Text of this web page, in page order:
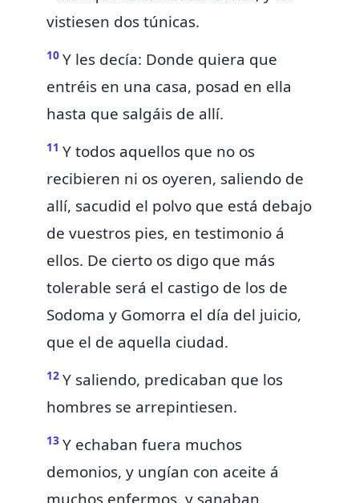
vistiesen dos túnicas.
10 Y les decía: Donde quiera que
entréis en una casa, posad en ella
hasta que salgáis de allí.
11 Y todos aquellos que no os
recibieren ni os oyeren, saliendo de
allí, sacudid el polvo que está debajo
de vuestros pies, en testimonio á
ellos. De cierto os digo que más
tolerable será el castigo de los de
Sodoma y Gomorra el día del juicio,
que el de aquella ciudad.
12 Y saliendo, predicaban que los
hombres se arrepintiesen.
13 Y echaban fuera muchos
demonios, y ungían con aceite á